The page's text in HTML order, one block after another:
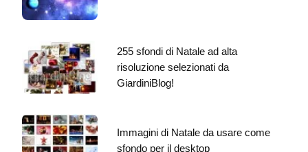
255 sfondi di Natale ad alta
risoluzione selezionati da
GiardiniBlog!
Immagini di Natale da usare come
sfondo per il desktop